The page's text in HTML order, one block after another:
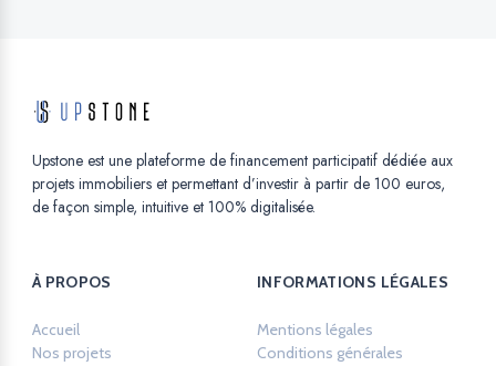
Upstone est une plateforme de financement participatif dédiée aux
projets immobiliers et permettant d’investir à partir de 100 euros,
de façon simple, intuitive et 100% digitalisée.
À PROPOS
Accueil
Nos projets
INFORMATIONS LÉGALES
Mentions légales
Conditions générales